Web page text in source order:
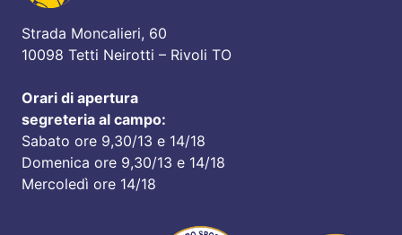
Strada Moncalieri, 60
10098 Tetti Neirotti – Rivoli TO
Orari di apertura
segreteria al campo:
Sabato ore 9,30/13 e 14/18
Domenica ore 9,30/13 e 14/18
Mercoledì ore 14/18